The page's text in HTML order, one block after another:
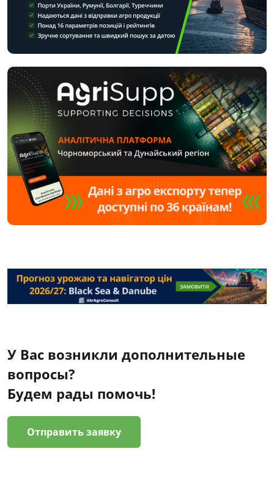
У Вас возникли дополнительные
вопросы?
Будем рады помочь!
Отправить заявку